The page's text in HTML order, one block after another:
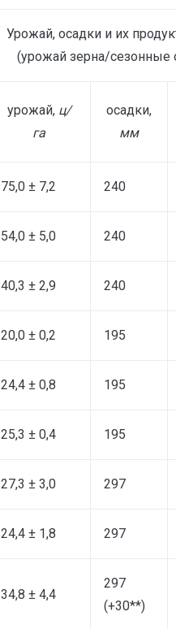
Урожай, осадки и их
(урожай зерна/сезонные
урожай, ц/
га
осадки,
мм
75,0 ± 7,2 240
54,0 ± 5,0 240
40,3 ± 2,9 240
20,0 ± 0,2 195
24,4 ± 0,8 195
25,3 ± 0,4 195
27,3 ± 3,0 297
24,4 ± 1,8 297
34,8 ± 4,4
297
(+30**)